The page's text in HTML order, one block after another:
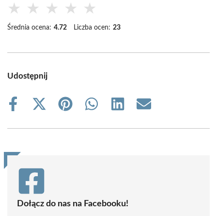
★ ★ ★ ★ ★
Średnia ocena: 4.72 Liczba ocen: 23
Udostępnij
Share
Share
(Twitter)
Share
Share
Share
Share
Dołącz do nas na Facebooku!